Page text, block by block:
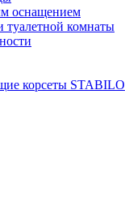
оснащением
туалетной комнаты
корсеты STABILO